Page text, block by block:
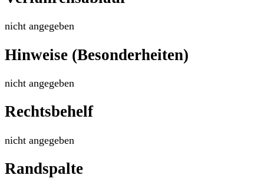
nicht angegeben
Hinweise (Besonderheiten)
nicht angegeben
Rechtsbehelf
nicht angegeben
Randspalte